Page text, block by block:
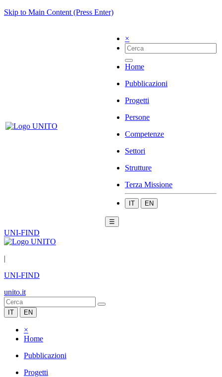
Skip to Main Content (Press Enter)
×
Home
Pubblicazioni
Progetti
Persone
Competenze
Settori
Strutture
Terza Missione
IT EN
☰
UNI-FIND
|
UNI-FIND
unito.it
IT EN
×
Home
Pubblicazioni
Progetti